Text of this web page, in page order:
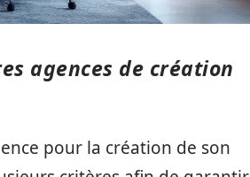
agences de création
pour la création de son